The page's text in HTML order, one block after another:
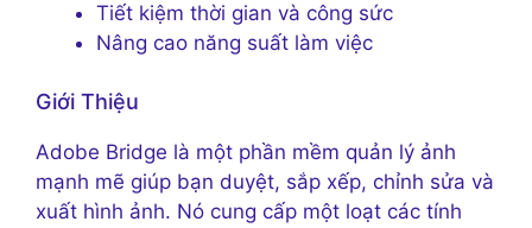
Tiết kiệm thời gian và công sức
Nâng cao năng suất làm việc
Giới Thiệu
Adobe Bridge là một phần mềm quản lý ảnh
mạnh mẽ giúp bạn duyệt, sắp xếp, chỉnh sửa và
xuất hình ảnh. Nó cung cấp một loạt các tính